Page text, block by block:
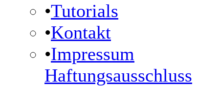
•Tutorials
•Kontakt
•Impressum
Haftungsausschluss